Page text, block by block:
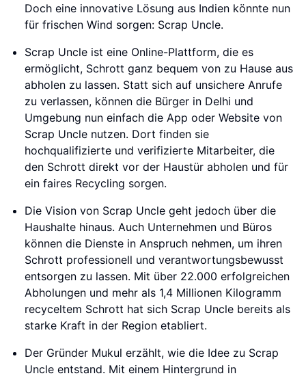
Doch eine innovative Lösung aus Indien könnte nun
für frischen Wind sorgen: Scrap Uncle.
Scrap Uncle ist eine Online-Plattform, die es
ermöglicht, Schrott ganz bequem von zu Hause aus
abholen zu lassen. Statt sich auf unsichere Anrufe
zu verlassen, können die Bürger in Delhi und
Umgebung nun einfach die App oder Website von
Scrap Uncle nutzen. Dort finden sie
hochqualifizierte und verifizierte Mitarbeiter, die
den Schrott direkt vor der Haustür abholen und für
ein faires Recycling sorgen.
Die Vision von Scrap Uncle geht jedoch über die
Haushalte hinaus. Auch Unternehmen und Büros
können die Dienste in Anspruch nehmen, um ihren
Schrott professionell und verantwortungsbewusst
entsorgen zu lassen. Mit über 22.000 erfolgreichen
Abholungen und mehr als 1,4 Millionen Kilogramm
recyceltem Schrott hat sich Scrap Uncle bereits als
starke Kraft in der Region etabliert.
Der Gründer Mukul erzählt, wie die Idee zu Scrap
Uncle entstand. Mit einem Hintergrund in